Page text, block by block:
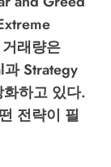
래량은
Strategy
하고 있다.
전략이 필